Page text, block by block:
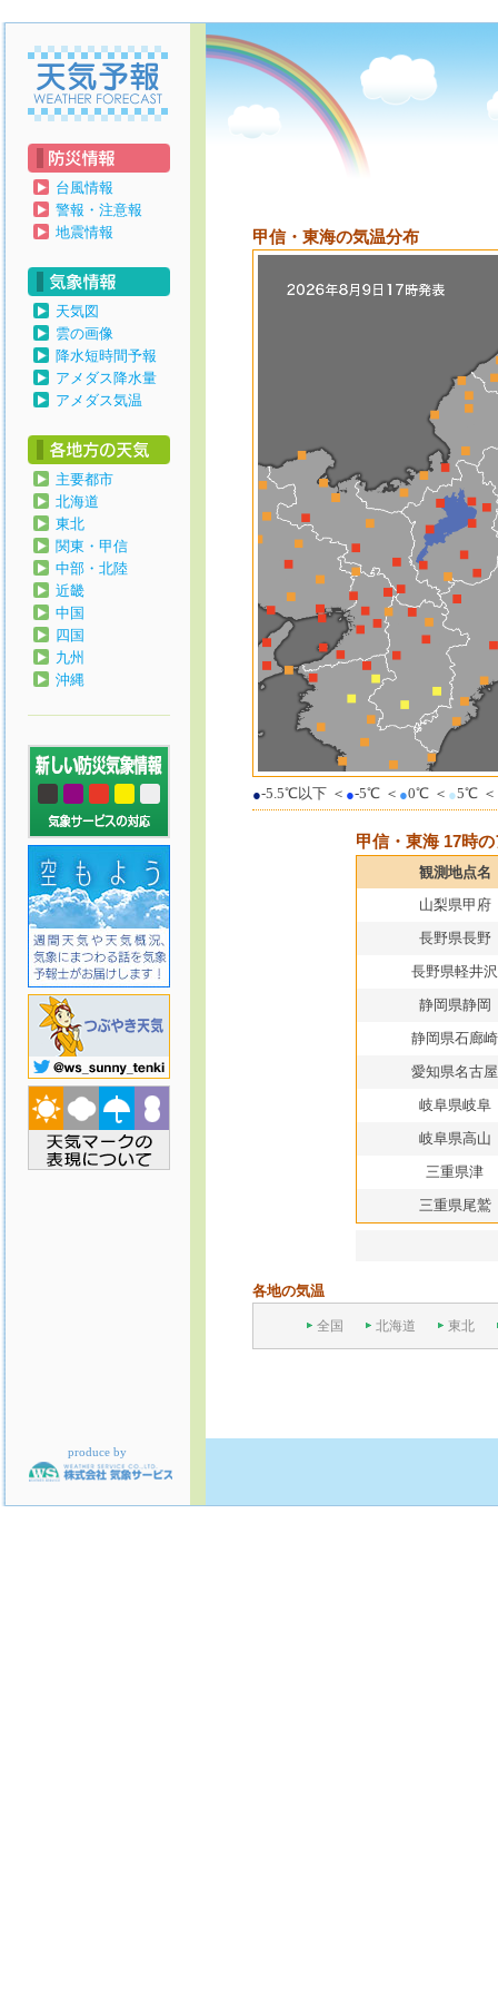
天気予報
台風情報
警報・注意報
地震情報
天気図
雲の画像
降水短時間予報
アメダス降水量
アメダス気温
主要都市
北海道
東北
関東・甲信
中部・北陸
近畿
中国
四国
九州
沖縄
甲信・東海の気温分布
●-5.5℃以下 ＜ ●-5℃ ＜ ●0℃ ＜ ●5℃ ＜
甲信・東海 17時
観測地点名
山梨県甲府
長野県長野
長野県軽井沢
静岡県静岡
静岡県石廊崎
愛知県名古屋
岐阜県岐阜
岐阜県高山
三重県津
三重県尾鷲
各地の気温
全国 北海道 東北
produce by